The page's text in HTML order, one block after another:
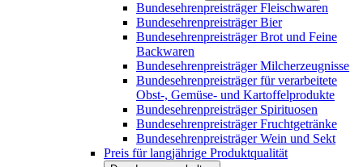
Bundesehrenpreisträger Fleischwaren
Bundesehrenpreisträger Bier
Bundesehrenpreisträger Brot und Feine
Backwaren
Bundesehrenpreisträger Milcherzeugnisse
Bundesehrenpreisträger für verarbeitete
Obst-, Gemüse- und Kartoffelprodukte
Bundesehrenpreisträger Spirituosen
Bundesehrenpreisträger Fruchtgetränke
Bundesehrenpreisträger Wein und Sekt
Preis für langjährige Produktqualität